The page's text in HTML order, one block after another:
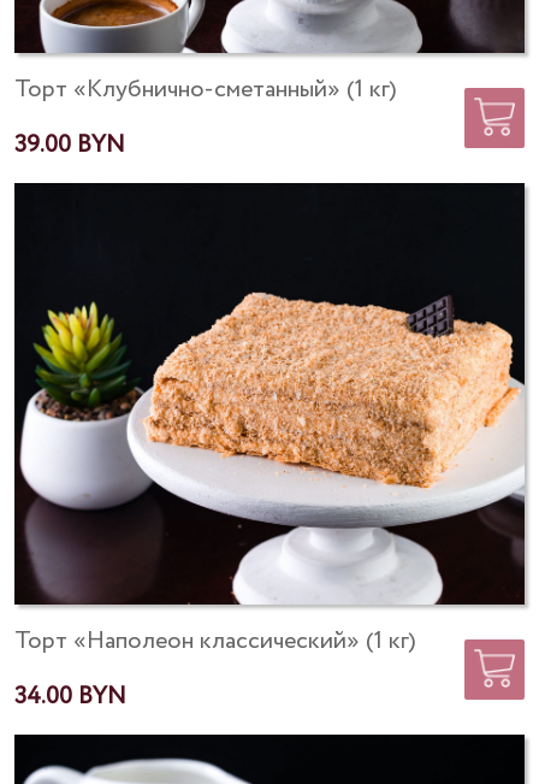
Торт «Клубнично-сметанный» (1 кг)
39.00
Торт «Наполеон классический» (1 кг)
34.00